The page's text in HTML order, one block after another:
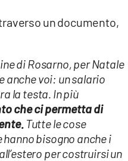
un documento,
di Rosarno, per Natale
anche voi: un salario
la testa. In più
che ci permetta di
Tutte le cose
bisogno anche i
per costruirsi un